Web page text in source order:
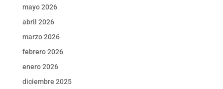
mayo 2026
abril 2026
marzo 2026
febrero 2026
enero 2026
diciembre 2025